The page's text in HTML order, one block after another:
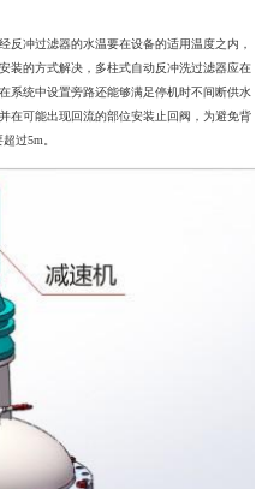
冲过滤器的水温要在设备的适用温度之内，
装的方式解决，多柱式自动反冲洗过滤器应在
系统中设置旁路还能够满足停机时不间断供水
在可能出现回流的部位安装止回阀，为避免背
过5m。